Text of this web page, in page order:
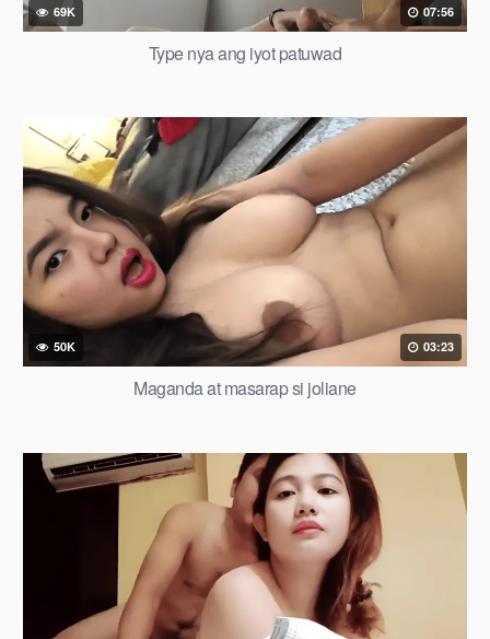
69K 07:56
Type nya ang iyot patuwad
50K 03:23
Maganda at masarap si joliane